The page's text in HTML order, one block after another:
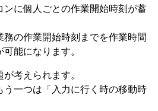
ンに個人ごとの作業開始時刻が蓄
の作業開始時刻までを作業時間
能になります。
考えられます。
う一つは「入力に行く時の移動時